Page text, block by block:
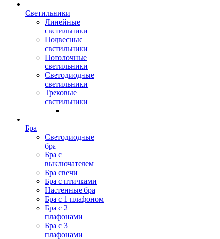
Светильники
Линейные
светильники
Подвесные
светильники
Потолочные
светильники
Светодиодные
светильники
Трековые
светильники
Бра
Светодиодные
бра
Бра с
выключателем
Бра свечи
Бра с птичками
Настенные бра
Бра с 1 плафоном
Бра с 2
плафонами
Бра с 3
плафонами